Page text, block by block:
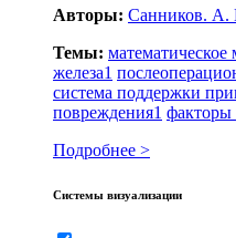
Авторы: Санников. А.
Темы:
железа1
система поддержки
повреждения1 факторы
Подробнее >
Системы визуализации